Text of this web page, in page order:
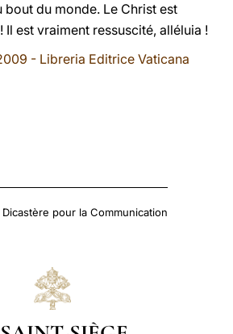
bout du monde. Le Christ est
Il est vraiment ressuscité, alléluia !
- Libreria Editrice Vaticana
pour la Communication